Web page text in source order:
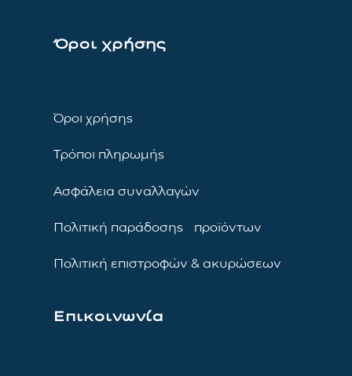
Όροι χρήσης
Όροι χρήσης
Τρόποι πληρωμής
Ασφάλεια συναλλαγών
Πολιτική παράδοσης προϊόντων
Πολιτική επιστροφών & ακυρώσεων
Επικοινωνία